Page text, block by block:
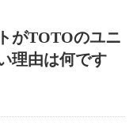
がTOTOのユニ
理由は何です